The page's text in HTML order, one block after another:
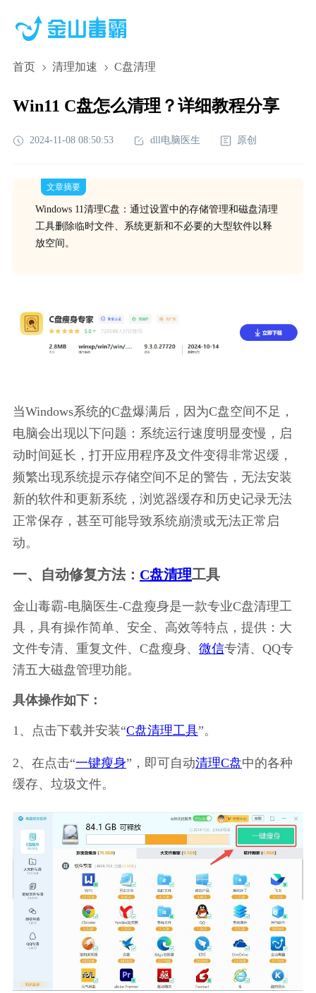
首页 清理加速 C盘清理
Win11 C盘怎么清理？详细教程分享
2024-11-08 08:50:53 dll电脑医生 原创
文章摘要
Windows 11清理C盘：通过设置中的存储管理和磁盘清理
工具删除临时文件、系统更新和不必要的大型软件以释
放空间。
当Windows系统的C盘爆满后，因为C盘空间不足，
电脑会出现以下问题：系统运行速度明显变慢，启
动时间延长，打开应用程序及文件变得非常迟缓，
频繁出现系统提示存储空间不足的警告，无法安装
新的软件和更新系统，浏览器缓存和历史记录无法
正常保存，甚至可能导致系统崩溃或无法正常启
动。
一、自动修复方法： C盘清理工具
金山毒霸-电脑医生-C盘瘦身是一款专业C盘清理工
具，具有操作简单、安全、高效等特点，提供：大
文件专清、重复文件、C盘瘦身、 微信专清、QQ专
清五大磁盘管理功能。
具体操作如下：
1、点击下载并安装“C盘清理工具”。
2、在点击“一键瘦身”，即可自动清理C盘中的各种
缓存、垃圾文件。